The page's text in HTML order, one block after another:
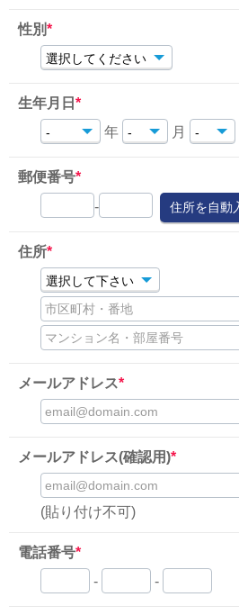
性別*
生年月日 *
年
月
郵便番号*
-
住所を自動
住所*
市区町村・番地
マンション名・部屋番号
メールアドレス*
email@domain.com
メールアドレス(確認用)*
email@domain.com
(貼り付け不可)
電話番号*
-
-